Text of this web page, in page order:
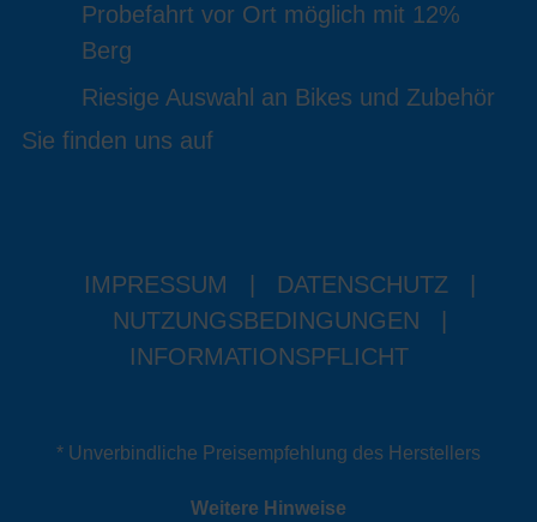
Probefahrt vor Ort möglich mit 12%
Berg
Riesige Auswahl an Bikes und Zubehör
Sie finden uns auf
IMPRESSUM DATENSCHUTZ
NUTZUNGSBEDINGUNGEN
INFORMATIONSPFLICHT
* Unverbindliche Preisempfehlung des Herstellers
Weitere Hinweise